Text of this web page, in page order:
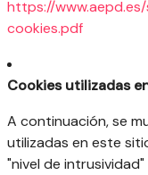
https://
cookies.pdf
Cookies utilizadas
A continuación, se
utilizadas en este
"nivel de